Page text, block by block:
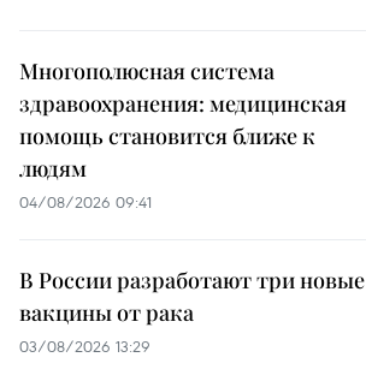
Многополюсная система
здравоохранения: медицинская
помощь становится ближе к
людям
04/08/2026 09:41
В России разработают три новые
вакцины от рака
03/08/2026 13:29